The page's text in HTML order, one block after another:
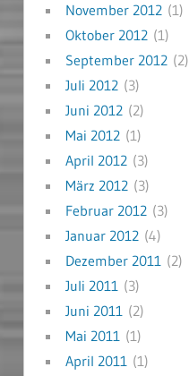
November 2012(1)
Oktober 2012(1)
September 2012(2)
Juli 2012(3)
Juni 2012(2)
Mai 2012(1)
April 2012(3)
März 2012(3)
Februar 2012(3)
Januar 2012(4)
Dezember 2011(2)
Juli 2011(3)
Juni 2011(2)
Mai 2011(1)
April 2011(1)